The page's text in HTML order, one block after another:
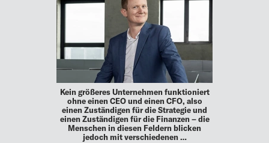
Kein größeres Unternehmen funktioniert
ohne einen CEO und einen CFO, also
einen Zuständigen für die Strategie und
einen Zuständigen für die Finanzen – die
Menschen in diesen Feldern blicken
jedoch mit verschiedenen …